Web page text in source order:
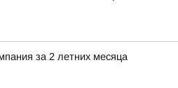
за 2 летних месяца